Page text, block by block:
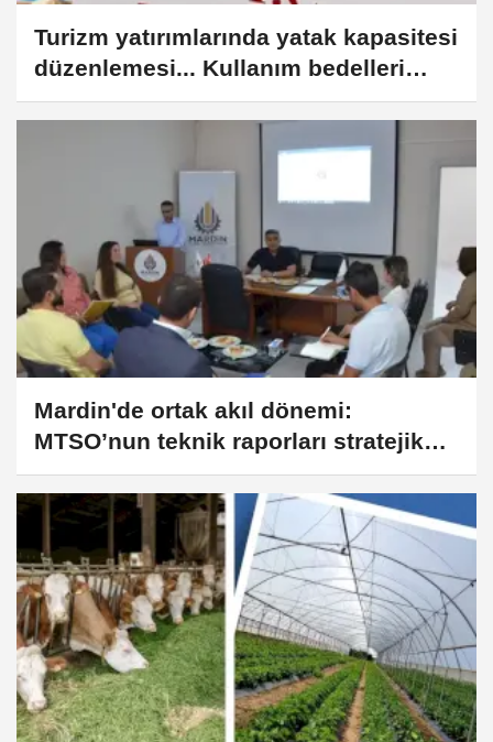
Turizm yatırımlarında yatak kapasitesi
düzenlemesi... Kullanım bedelleri
yeniden hesaplanabilecek
Mardin'de ortak akıl dönemi:
MTSO’nun teknik raporları stratejik
yatırımlara dönüşüyor